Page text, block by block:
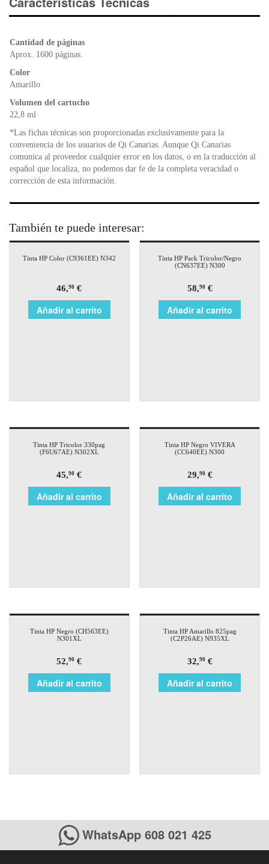
b
o
k
A e
Cantidad de páginas
Aprox. 1600 páginas.
Color
Amarillo
Volumen del cartucho
22,8 ml
*Las fichas técnicas son proporcionadas exclusivamente para la
conveniencia de los usuarios de Qi Canarias. Aunque Qi Canarias
comunica al proveedor cualquier error en los datos, o en la traducción al
español que localiza, no podemos dar fe de la completa veracidad o
corrección de esta información.
También te puede interesar:
Tinta HP Color (C9361EE) N342
46,90 €
Añadir al carrito
Tinta HP Pack Tricolor/Negro
(CN637EE) N300
58,90€
Añadir al carrito
Tinta HP Tricolor 330pag
(F6U67AE) N302XL
45,90 €
Añadir al carrito
Tinta HP Negro VIVERA
(CC640EE) N300
29,90€
Añadir al carrito
Tinta HP Negro (CH563EE)
N301XL
52,90 €
Añadir al carrito
Tinta HP Amarillo 825pag
(C2P26AE) N935XL
32,90€
Añadir al carrito
WhatsApp 608 021 425